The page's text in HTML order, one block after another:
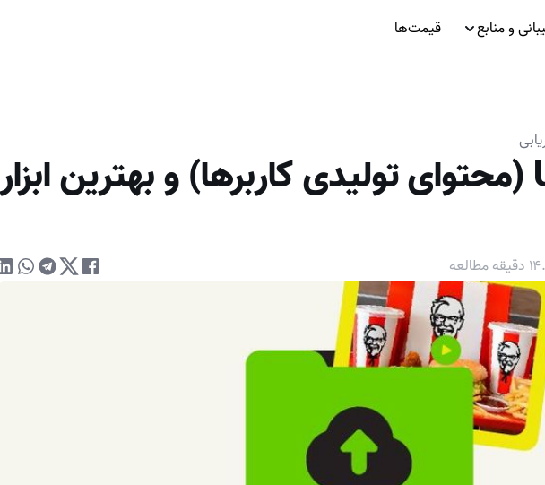
و منابع قیمت‌ها
محتوای UGC (محتوای تولیدی کاربرها) و بهترین ابزار
.۱۴ دقیقه مطالعه